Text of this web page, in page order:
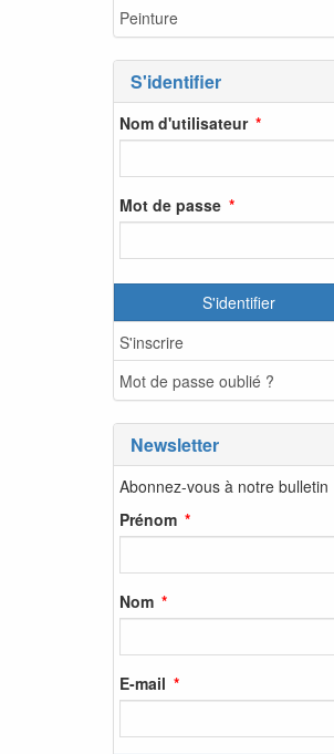
Peinture
S'identifier
Nom d'utilisateur
Mot de passe
S'identifier
S'inscrire
Mot de passe oublié ?
Newsletter
Abonnez-vous à notre bulletin
Prénom
Nom
E-mail